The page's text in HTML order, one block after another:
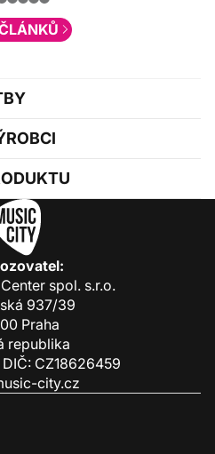
spol. s.r.o.
937/39
Praha
republika
CZ18626459
city.cz